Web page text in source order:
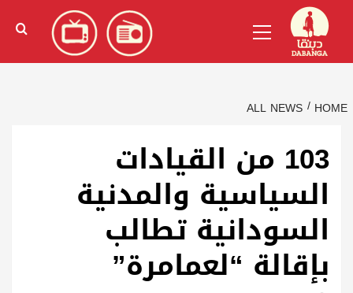
content
الإنجليزية)
Menu
HOME
ALL NEWS
103 من القيادات
السياسية والمدنية
السودانية تطالب
بإقالة “لعمامرة”